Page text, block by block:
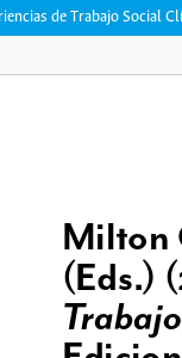
de Trabajo Social